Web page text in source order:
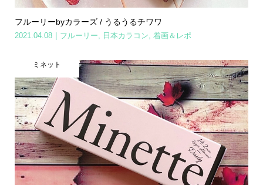
フルーリーbyカラーズ / うるうるチワワ
2021.04.08 フルーリー 日本カラコン 着画＆レポ
ミネット